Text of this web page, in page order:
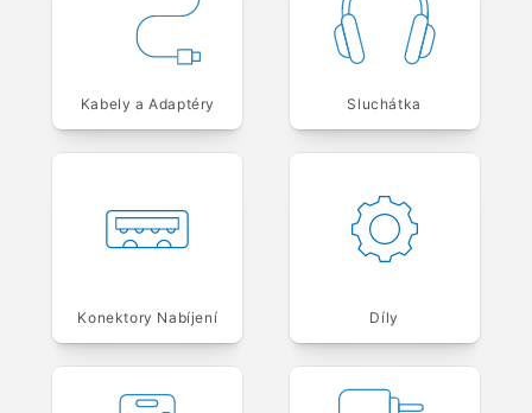
Kabely a Adaptéry Sluchátka
Konektory Nabíjení Díly